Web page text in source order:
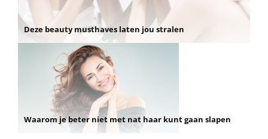
Deze beauty musthaves laten jou stralen
Waarom je beter niet met nat haar kunt gaan slapen